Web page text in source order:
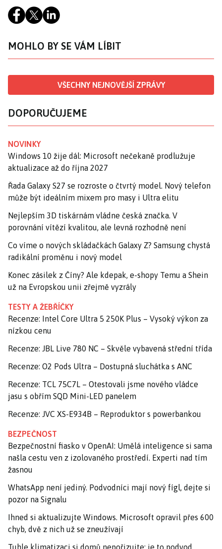
MOHLO BY SE VÁM LÍBIT
VŠECHNY NEJNOVĚJŠÍ ZPRÁVY
DOPORUČUJEME
NOVINKY
Windows 10 žije dál: Microsoft nečekaně prodlužuje
aktualizace až do října 2027
Řada Galaxy S27 se rozroste o čtvrtý model. Nový telefon
může být ideálním mixem pro masy i Ultra elitu
Nejlepším 3D tiskárnám vládne česká značka. V
porovnání vítězí kvalitou, ale levná rozhodně není
Co víme o nových skládačkách Galaxy Z? Samsung chystá
radikální proměnu i nový model
Konec zásilek z Číny? Ale kdepak, e-shopy Temu a Shein
už na Evropskou unii zřejmě vyzrály
TESTY A ŽEBŘÍČKY
Recenze: Intel Core Ultra 5 250K Plus – Vysoký výkon za
nízkou cenu
Recenze: JBL Live 780 NC – Skvěle vybavená střední třída
Recenze: O2 Pods Ultra – Dostupná sluchátka s ANC
Recenze: TCL 75C7L – Otestovali jsme nového vládce
jasu s obřím SQD Mini-LED panelem
Recenze: JVC XS-E934B – Reproduktor s powerbankou
BEZPEČNOST
Bezpečnostní fiasko v OpenAI: Umělá inteligence si sama
našla cestu ven z izolovaného prostředí. Experti nad tím
žasnou
WhatsApp není jediný. Podvodníci mají nový fígl, dejte si
pozor na Signalu
Ihned si aktualizujte Windows. Microsoft opravil přes 600
chyb, dvě z nich už se zneužívají
Tuhle klimatizaci si domů nepořizujte: je to podvod,